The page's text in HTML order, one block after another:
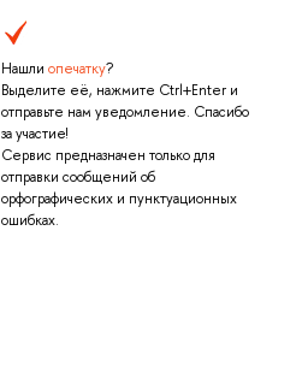
Нашли опечатку?
Выделите её, нажмите Ctrl+Enter и
отправьте нам уведомление. Спасибо
за участие!
Сервис предназначен только для
отправки сообщений об
орфографических и пунктуационных
ошибках.